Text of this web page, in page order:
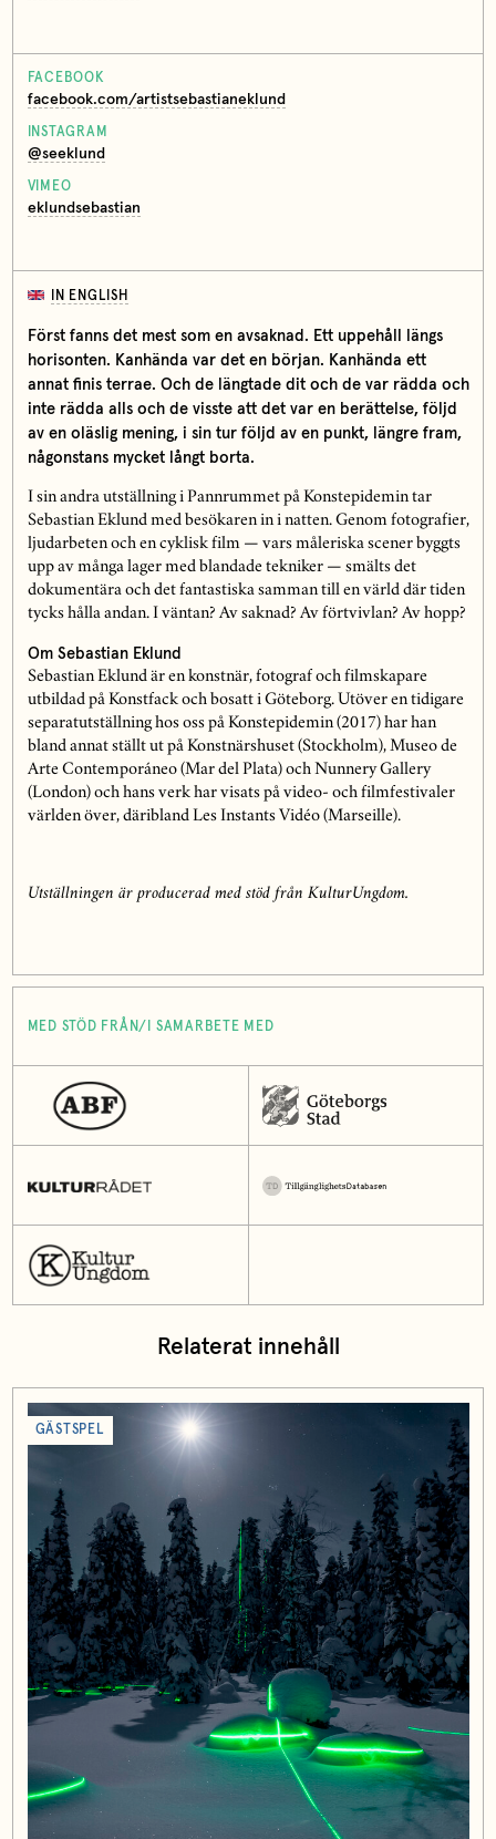
FACEBOOK
facebook.com/artistsebastianeklund
INSTAGRAM
@seeklund
VIMEO
eklundsebastian
IN ENGLISH
Först fanns det mest som en avsaknad. Ett uppehåll längs
horisonten. Kanhända var det en början. Kanhända ett
annat finis terrae. Och de längtade dit och de var rädda och
inte rädda alls och de visste att det var en berättelse, följd
av en oläslig mening, i sin tur följd av en punkt, längre fram,
någonstans mycket långt borta.
I sin andra utställning i Pannrummet på Konstepidemin tar
Sebastian Eklund med besökaren in i natten. Genom fotografier,
ljudarbeten och en cyklisk film — vars måleriska scener byggts
upp av många lager med blandade tekniker — smälts det
dokumentära och det fantastiska samman till en värld där tiden
tycks hålla andan. I väntan? Av saknad? Av förtvivlan? Av hopp?
Om Sebastian Eklund
Sebastian Eklund är en konstnär, fotograf och filmskapare
utbildad på Konstfack och bosatt i Göteborg. Utöver en tidigare
separatutställning hos oss på Konstepidemin (2017) har han
bland annat ställt ut på Konstnärshuset (Stockholm), Museo de
Arte Contemporáneo (Mar del Plata) och Nunnery Gallery
(London) och hans verk har visats på video- och filmfestivaler
världen över, däribland Les Instants Vidéo (Marseille).
Utställningen är producerad med stöd från KulturUngdom.
MED STÖD FRÅN/I SAMARBETE MED
Relaterat innehåll
GÄSTSPEL